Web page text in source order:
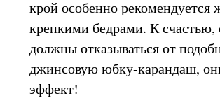
крой особенно
крепкими бедрами. К
должны отказываться от
джинсовую юбку-карандаш,
эффект!